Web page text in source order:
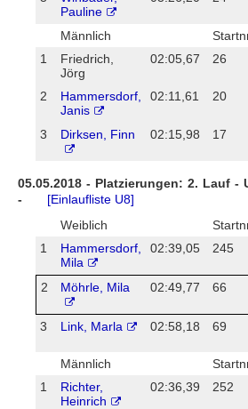
Pauline
Männlich
1
Friedrich,
Jörg
02:05,67 26
2
Hammersdorf,
Janis
02:11,61 20
3 Dirksen, Finn 02:15,98 17
05.05.2018 - Platzierungen: 2. Lauf
- [Einlaufliste U8]
Weiblich
1
Hammersdorf,
Mila
02:39,05 245
2
Möhrle, Mila 02:49,77 66
3
Link, Marla 02:58,18 69
Männlich
1
Richter,
Heinrich
02:36,39 252